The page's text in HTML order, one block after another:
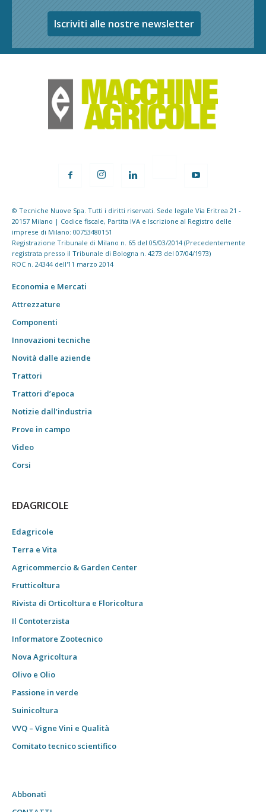
Iscriviti alle nostre newsletter
© Tecniche Nuove Spa. Tutti i diritti riservati. Sede legale Via Eritrea 21 -
20157 Milano | Codice fiscale, Partita IVA e Iscrizione al Registro delle
imprese di Milano: 00753480151
Registrazione Tribunale di Milano n. 65 del 05/03/2014 (Precedentemente
registrata presso il Tribunale di Bologna n. 4273 del 07/04/1973)
ROC n. 24344 dell'11 marzo 2014
Economia e Mercati
Attrezzature
Componenti
Innovazioni tecniche
Novità dalle aziende
Trattori
Trattori d’epoca
Notizie dall’industria
Prove in campo
Video
Corsi
EDAGRICOLE
Edagricole
Terra e Vita
Agricommercio & Garden Center
Frutticoltura
Rivista di Orticoltura e Floricoltura
Il Contoterzista
Informatore Zootecnico
Nova Agricoltura
Olivo e Olio
Passione in verde
Suinicoltura
VVQ – Vigne Vini e Qualità
Comitato tecnico scientifico
Abbonati